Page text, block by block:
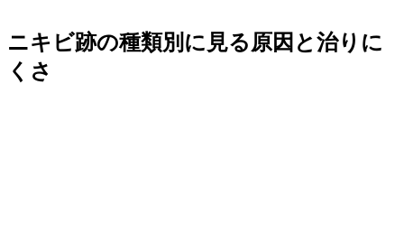
ニキビ跡の種類別に見る原因と治りに
くさ